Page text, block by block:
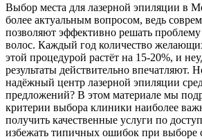
Выбор места для лазерной эпиляции в
более актуальным вопросом, ведь
позволяют эффективно решать
волос. Каждый год количество
этой процедурой растёт на 15-20%, и
результаты действительно впечатляют.
надёжный центр лазерной эпиляции
предложений? В этом материале мы
критерии выбора клиники наиболее
получить качественные услуги по
избежать типичных ошибок при выборе